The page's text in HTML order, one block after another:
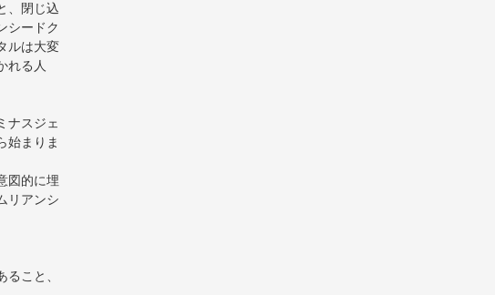
、閉じ込
シードク
ルは大変
れる人
ナスジェ
始まりま
図的に埋
リアンシ
こと、